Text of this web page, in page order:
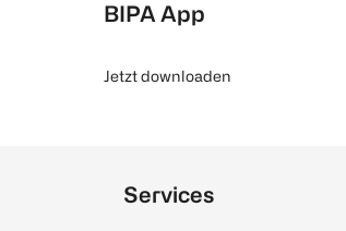
BIPA App
Jetzt downloaden
Services